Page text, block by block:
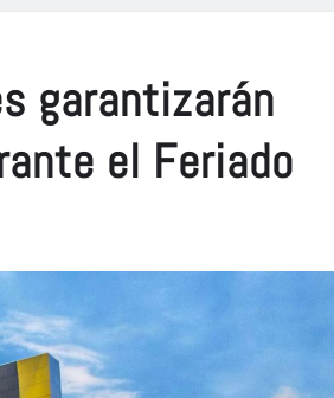
garantizarán
el Feriado